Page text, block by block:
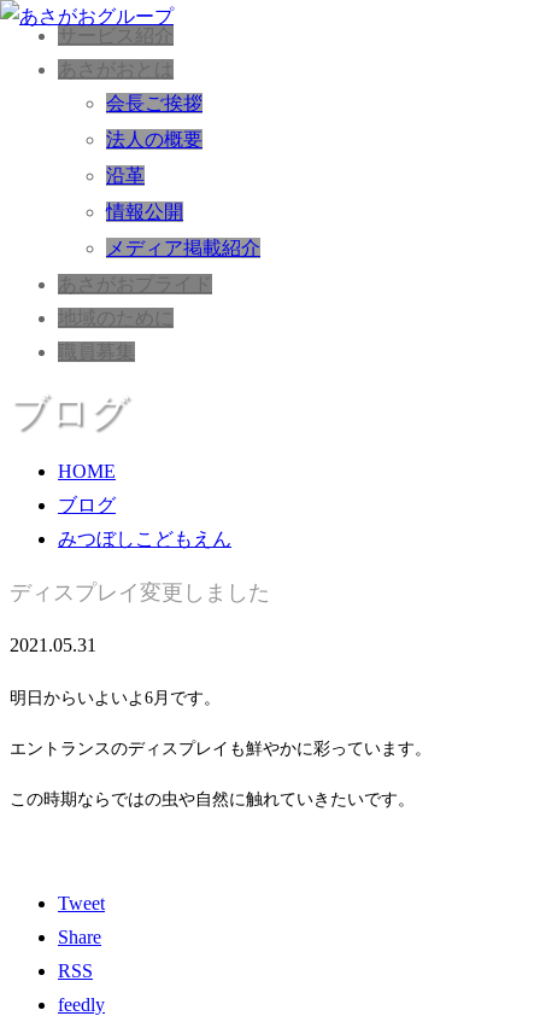
サービス紹介
あさがおとは
会長ご挨拶
法人の概要
沿革
情報公開
メディア掲載紹介
あさがおプライド
地域のために
職員募集
ブログ
HOME
ブログ
みつぼしこどもえん
ディスプレイ変更しました
2021.05.31
明日からいよいよ6月です。
エントランスのディスプレイも鮮やかに彩っています。
この時期ならではの虫や自然に触れていきたいです。
Tweet
Share
RSS
feedly